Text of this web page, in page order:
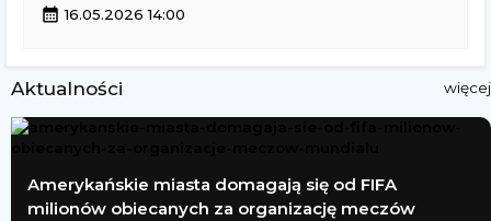
calendar_month 16.05.2026 14:00
Aktualności więcej
Amerykańskie miasta domagają się od FIFA
milionów obiecanych za organizację meczów